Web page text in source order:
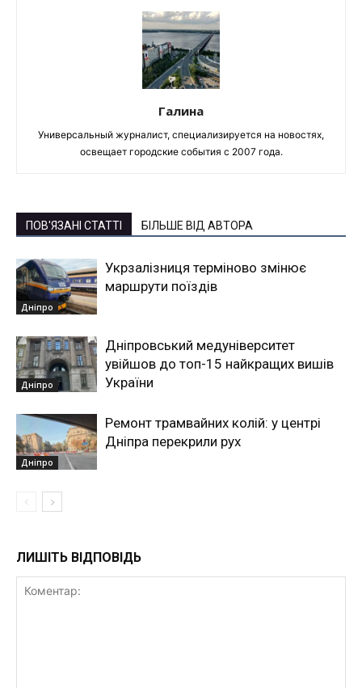
Галина
Универсальный журналист, специализируется на новостях,
освещает городские события с 2007 года.
ПОВ'ЯЗАНІ СТАТТІ БІЛЬШЕ ВІД АВТОРА
Дніпро
Укрзалізниця терміново змінює
маршрути поїздів
Дніпро
Дніпровський медуніверситет
увійшов до топ-15 найкращих вишів
України
Дніпро
Ремонт трамвайних колій: у центрі
Дніпра перекрили рух
ЛИШІТЬ ВІДПОВІДЬ